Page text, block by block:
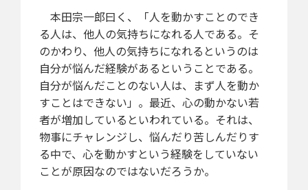
本田宗一郎曰く、「人を動かすことのでき
る人は、他人の気持ちになれる人である。そ
のかわり、他人の気持ちになれるというのは
自分が悩んだ経験があるということである。
自分が悩んだことのない人は、まず人を動か
すことはできない」。最近、心の動かない若
者が増加しているといわれている。それは、
物事にチャレンジし、悩んだり苦しんだりす
る中で、心を動かすという経験をしていない
ことが原因なのではないだろうか。